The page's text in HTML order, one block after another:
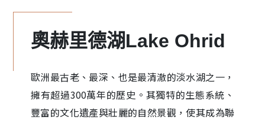
奧赫里德湖Lake Ohrid
歐洲最古老、最深、也是最清澈的淡水湖之一，
擁有超過300萬年的歷史。其獨特的生態系統、
豐富的文化遺產與壯麗的自然景觀，使其成為聯